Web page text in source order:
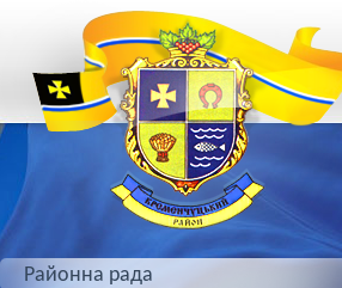
Районна рада